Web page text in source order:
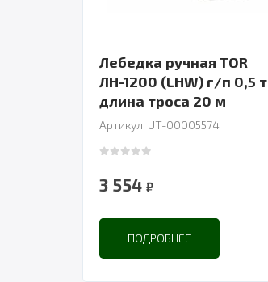
Лебедка ручная TOR
ЛН-1200 (LHW) г/п 0,5 т
длина троса 20 м
Артикул: UT-00005574
3 554 ₽
ПОДРОБНЕЕ